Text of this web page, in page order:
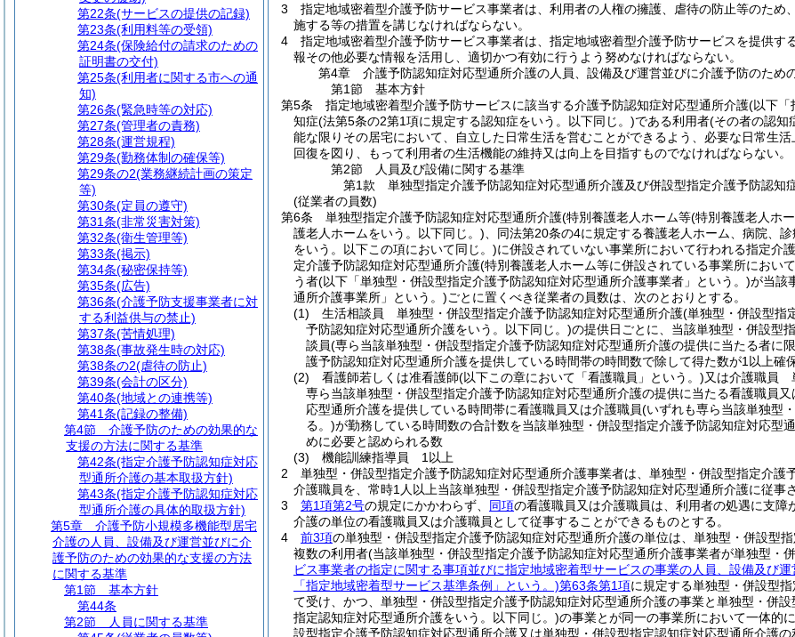
3
指定地域密着型介護予防サービス事業者は、利用者の人権の擁護、虐待の防止等のた
施する等の措置を講じなければならない。
4
指定地域密着型介護予防サービス事業者は、指定地域密着型介護予防サービスを提供
報その他必要な情報を活用し、適切かつ有効に行うよう努めなければならない。
第4章
介護予防認知症対応型通所介護の人員、設備及び運営並びに介護予防のため
第1節
基本方針
第5条
指定地域密着型介護予防サービスに該当する介護予防認知症対応型通所介護(以下「
知症(法第5条の2第1項に規定する認知症をいう。以下同じ。)である利用者(その者の認知
能な限りその居宅において、自立した日常生活を営むことができるよう、必要な日常生
回復を図り、もって利用者の生活機能の維持又は向上を目指すものでなければならない。
第2節
人員及び設備に関する基準
第1款
単独型指定介護予防認知症対応型通所介護及び併設型指定介護予防認知
(従業者の員数)
第6条
単独型指定介護予防認知症対応型通所介護(特別養護老人ホーム等(特別養護老人ホ
護老人ホームをいう。以下同じ。) 、同法第20条の4に規定する養護老人ホーム、病院、
をいう。以下この項において同じ。)に併設されていない事業所において行われる指定介
定介護予防認知症対応型通所介護(特別養護老人ホーム等に併設されている事業所におい
う者(以下「単独型・併設型指定介護予防認知症対応型通所介護事業者」という。)が当該
通所介護事業所」という。)ごとに置くべき従業者の員数は、次のとおりとする。
(1)
生活相談員 単独型・併設型指定介護予防認知症対応型通所介護(単独型・併設型指
予防認知症対応型通所介護をいう。以下同じ。)の提供日ごとに、当該単独型・併設型
談員(専ら当該単独型・併設型指定介護予防認知症対応型通所介護の提供に当たる者に
護予防認知症対応型通所介護を提供している時間帯の時間数で除して得た数が1以上確
(2)
看護師若しくは准看護師(以下この章において「看護職員」という。)又は介護職員
専ら当該単独型・併設型指定介護予防認知症対応型通所介護の提供に当たる看護職員
応型通所介護を提供している時間帯に看護職員又は介護職員(いずれも専ら当該単独型
る。)が勤務している時間数の合計数を当該単独型・併設型指定介護予防認知症対応型
めに必要と認められる数
(3)
機能訓練指導員 1以上
2
単独型・併設型指定介護予防認知症対応型通所介護事業者は、単独型・併設型指定介護
介護職員を、常時1人以上当該単独型・併設型指定介護予防認知症対応型通所介護に従事
3
第1項第2号の規定にかかわらず、 同項の看護職員又は介護職員は、利用者の処遇に支
介護の単位の看護職員又は介護職員として従事することができるものとする。
4
前3項の単独型・併設型指定介護予防認知症対応型通所介護の単位は、単独型・併設型
複数の利用者(当該単独型・併設型指定介護予防認知症対応型通所介護事業者が単独型・
ビス事業者の指定に関する事項並びに指定地域密着型サービスの事業の人員、設備及び
「指定地域密着型サービス基準条例」という。)第63条第1項に規定する単独型・併設型
て受け、かつ、単独型・併設型指定介護予防認知症対応型通所介護の事業と単独型・併
指定認知症対応型通所介護をいう。以下同じ。)の事業とが同一の事業所において一体的
設型指定介護予防認知症対応型通所介護又は単独型・併設型指定認知症対応型通所介護
第22条(サービスの提供の記録)
第23条(利用料等の受領)
第24条(保険給付の請求のための
証明書の交付)
第25条(利用者に関する市への通
知)
第26条(緊急時等の対応)
第27条(管理者の責務)
第28条(運営規程)
第29条(勤務体制の確保等)
第29条の2(業務継続計画の策定
等)
第30条(定員の遵守)
第31条(非常災害対策)
第32条(衛生管理等)
第33条(掲示)
第34条(秘密保持等)
第35条(広告)
第36条(介護予防支援事業者に対
する利益供与の禁止)
第37条(苦情処理)
第38条(事故発生時の対応)
第38条の2(虐待の防止)
第39条(会計の区分)
第40条(地域との連携等)
第41条(記録の整備)
第4節
介護予防のための効果的な
支援の方法に関する基準
第42条(指定介護予防認知症対応
型通所介護の基本取扱方針)
第43条(指定介護予防認知症対応
型通所介護の具体的取扱方針)
第5章
介護予防小規模多機能型居宅
介護の人員、設備及び運営並びに介
護予防のための効果的な支援の方法
に関する基準
第1節
基本方針
第44条
第2節
人員に関する基準